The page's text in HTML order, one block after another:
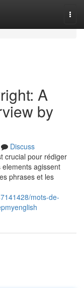
A
by
Discuss
crucial pour rédiger
agissent
phrases et les
mots-de-